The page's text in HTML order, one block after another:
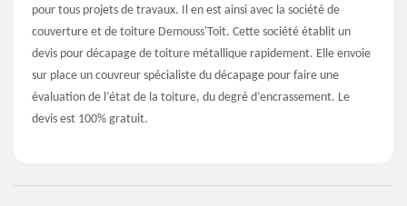
pour tous projets de travaux. Il en est ainsi avec la société de
couverture et de toiture Demouss'Toit. Cette société établit un
devis pour décapage de toiture métallique rapidement. Elle envoie
sur place un couvreur spécialiste du décapage pour faire une
évaluation de l’état de la toiture, du degré d’encrassement. Le
devis est 100% gratuit.